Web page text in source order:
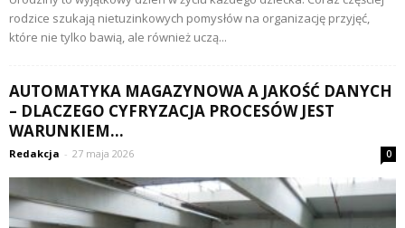
rodzice szukają nietuzinkowych pomysłów na organizację przyjęć,
które nie tylko bawią, ale również uczą...
AUTOMATYKA MAGAZYNOWA A JAKOŚĆ DANYCH
– DLACZEGO CYFRYZACJA PROCESÓW JEST
WARUNKIEM...
Redakcja - 27 maja 2026 0